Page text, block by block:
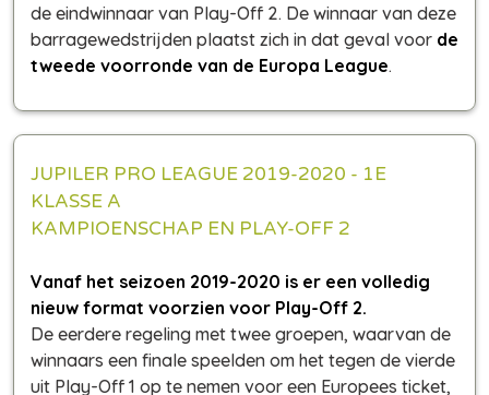
de eindwinnaar van Play-Off 2. De winnaar van deze
barragewedstrijden plaatst zich in dat geval voor de
tweede voorronde van de Europa League.
JUPILER PRO LEAGUE 2019-2020 - 1E
KLASSE A
KAMPIOENSCHAP EN PLAY-OFF 2
Vanaf het seizoen 2019-2020 is er een volledig
nieuw format voorzien voor Play-Off 2.
De eerdere regeling met twee groepen, waarvan de
winnaars een finale speelden om het tegen de vierde
uit Play-Off 1 op te nemen voor een Europees ticket,